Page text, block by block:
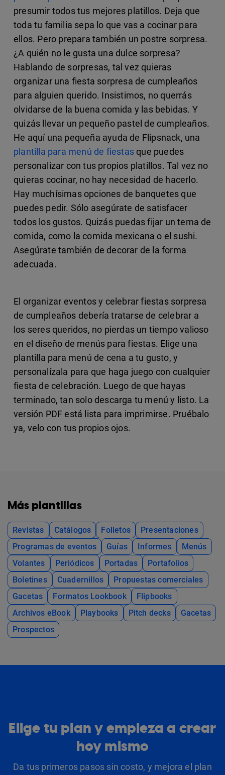
presumir todos tus mejores platillos. Deja que
toda tu familia sepa lo que vas a cocinar para
ellos. Pero prepara también un postre sorpresa.
¿A quién no le gusta una dulce sorpresa?
Hablando de sorpresas, tal vez quieras
organizar una fiesta sorpresa de cumpleaños
para alguien querido. Insistimos, no querrás
olvidarse de la buena comida y las bebidas. Y
quizás llevar un pequeño pastel de cumpleaños.
He aquí una pequeña ayuda de Flipsnack, una
plantilla para menú de fiestas que puedes
personalizar con tus propios platillos. Tal vez no
quieras cocinar, no hay necesidad de hacerlo.
Hay muchísimas opciones de banquetes que
puedes pedir. Sólo asegúrate de satisfacer
todos los gustos. Quizás puedas fijar un tema de
comida, como la comida mexicana o el sushi.
Asegúrate también de decorar de la forma
adecuada.
El organizar eventos y celebrar fiestas sorpresa
de cumpleaños debería tratarse de celebrar a
los seres queridos, no pierdas un tiempo valioso
en el diseño de menús para fiestas. Elige una
plantilla para menú de cena a tu gusto, y
personalízala para que haga juego con cualquier
fiesta de celebración. Luego de que hayas
terminado, tan solo descarga tu menú y listo. La
versión PDF está lista para imprimirse. Pruébalo
ya, velo con tus propios ojos.
Más plantillas
Revistas Catálogos Folletos
Presentaciones
Programas de eventos
Guías Informes
Menús
Volantes
Periódicos Portadas
Portafolios
Boletines
Cuadernillos
Propuestas comerciales
Gacetas
Formatos Lookbook
Flipbooks
Archivos eBook
Playbooks Pitch decks
Gacetas
Prospectos
Elige tu plan y empieza a crear
hoy mismo
Da tus primeros pasos sin costo, y mejora el plan